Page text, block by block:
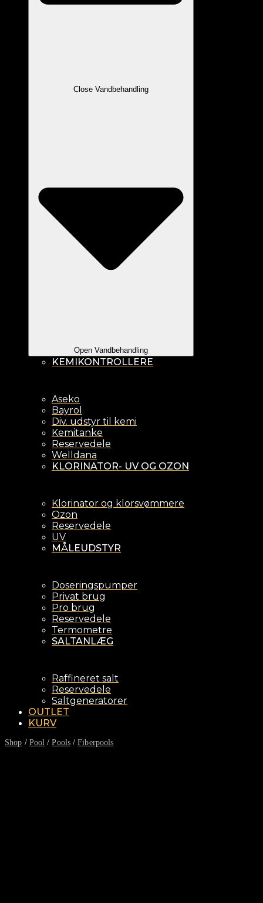
Close Vandbehandling
Open Vandbehandling
KEMIKONTROLLERE
Aseko
Bayrol
Div. udstyr til kemi
Kemitanke
Reservedele
Welldana
KLORINATOR- UV OG OZON
Klorinator og klorsvømmere
Ozon
Reservedele
UV
MÅLEUDSTYR
Doseringspumper
Privat brug
Pro brug
Reservedele
Termometre
SALTANLÆG
Raffineret salt
Reservedele
Saltgeneratorer
OUTLET
KURV
Shop / Pool /Pools/Fiberpools